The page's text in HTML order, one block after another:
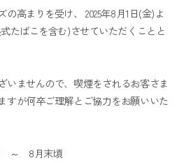
高まりを受け、 2025年8月1日(金)よ
たばこを含む)させていただくことと
いませんので、喫煙をされるお客さま
すが何卒ご理解とご協力をお願いいた
) ～ 8月末頃